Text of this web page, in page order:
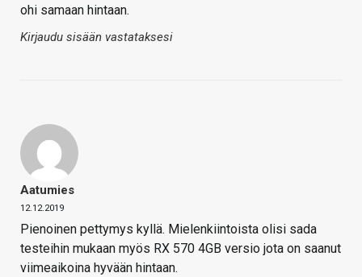
ohi samaan hintaan.
Kirjaudu sisään vastataksesi
Aatumies
12.12.2019
Pienoinen pettymys kyllä. Mielenkiintoista olisi sada
testeihin mukaan myös RX 570 4GB versio jota on saanut
viimeaikoina hyvään hintaan.